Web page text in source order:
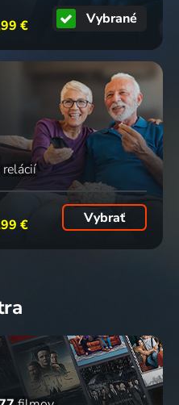
€ Vybrané
€ Vybrať